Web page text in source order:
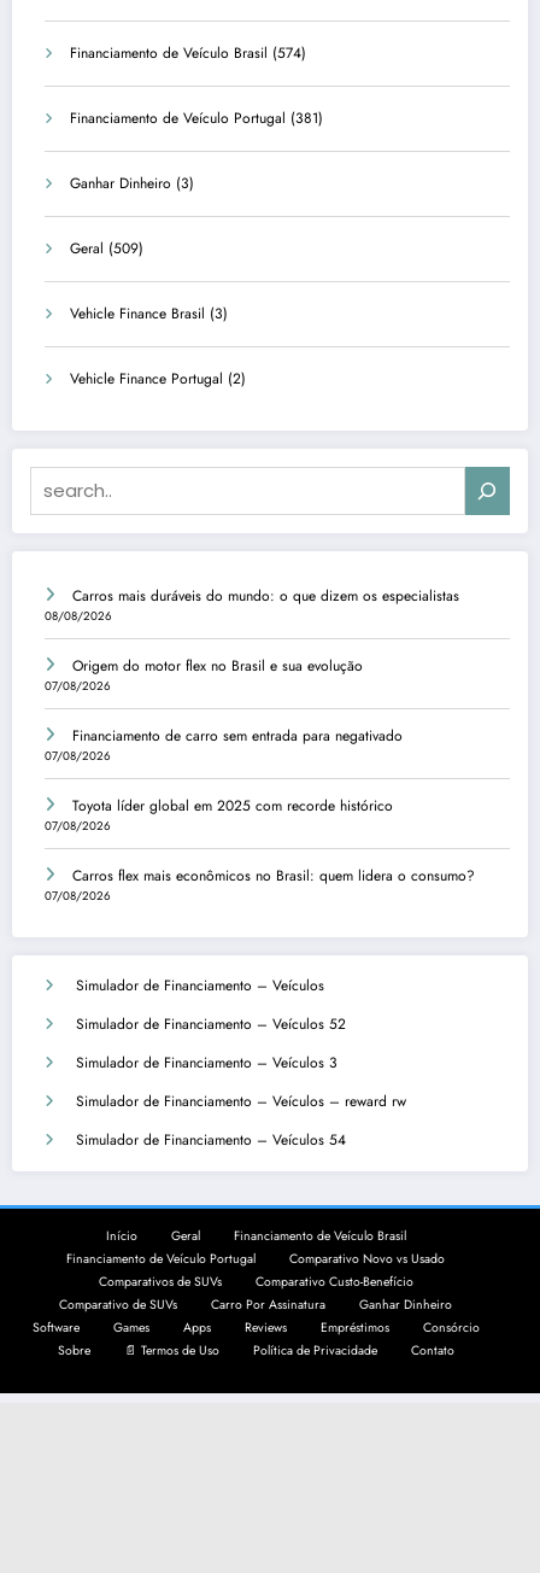
Financiamento de Veículo Brasil (574)
Financiamento de Veículo Portugal (381)
Ganhar Dinheiro (3)
Geral (509)
Vehicle Finance Brasil (3)
Vehicle Finance Portugal (2)
Carros mais duráveis do mundo: o que dizem os especialistas
08/08/2026
Origem do motor flex no Brasil e sua evolução
07/08/2026
Financiamento de carro sem entrada para negativado
07/08/2026
Toyota líder global em 2025 com recorde histórico
07/08/2026
Carros flex mais econômicos no Brasil: quem lidera o consumo?
07/08/2026
Simulador de Financiamento – Veículos
Simulador de Financiamento – Veículos 52
Simulador de Financiamento – Veículos 3
Simulador de Financiamento – Veículos – reward rw
Simulador de Financiamento – Veículos 54
Início Geral
Financiamento de Veículo Brasil
Financiamento de Veículo Portugal
Comparativo Novo vs Usado
Comparativos de SUVs
Comparativo Custo-Benefício
Comparativo de SUVs
Carro Por Assinatura
Ganhar Dinheiro
Software
Games Apps Reviews Empréstimos
Consórcio
Sobre
📄 Termos de Uso Política de Privacidade Contato